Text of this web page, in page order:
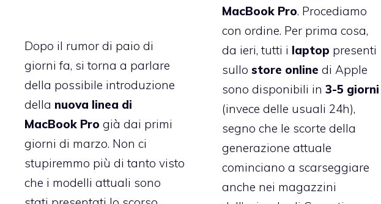
MacBook Pro. Procediamo
con ordine. Per prima cosa,
da ieri, tutti i laptop presenti
sullo store online di Apple
sono disponibili in 3-5 giorni
(invece delle usuali 24h),
segno che le scorte della
generazione attuale
cominciano a scarseggiare
anche nei magazzini
Dopo il rumor di paio di
giorni fa, si torna a parlare
della possibile introduzione
della nuova linea di
MacBook Pro già dai primi
giorni di marzo. Non ci
stupiremmo più di tanto visto
che i modelli attuali sono